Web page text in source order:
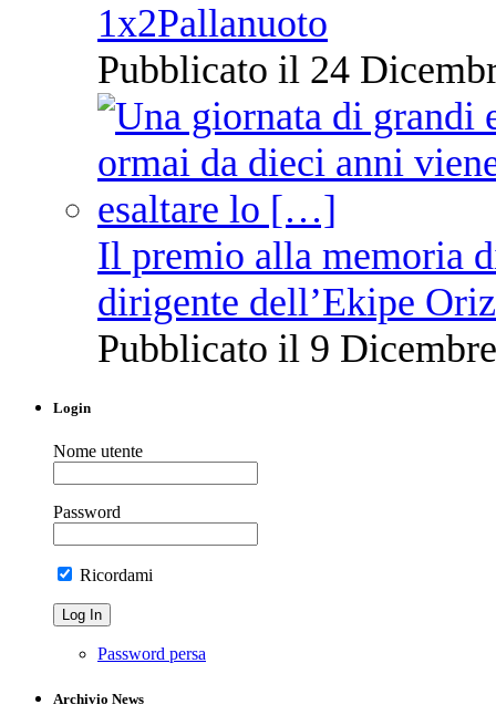
1x2Pallanuoto
Pubblicato il 24
Il premio alla memoria
dirigente dell’Ekipe
Pubblicato il 9
Login
Nome utente
Password
Ricordami
Password persa
Archivio News